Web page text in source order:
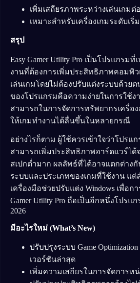
เพิ่มเสถียรภาพระหว่างเล่นเกมต่
เหมาะสำหรับเครื่องเกมระดับเ
สรุป
Easy Gamer Utility Pro เป็นโปรแกรม
งานที่ต้องการเพิ่มประสิทธิภาพคอมพิว
เล่นเกมโดยไม่ต้องปรับแต่งระบบด้วย
ของโปรแกรมคือความง่ายในการใช้ง
สามารถในการจัดการทรัพยากรเครื่อง
ให้เกมทำงานได้ลื่นขึ้นในหลายกรณี
อย่างไรก็ตาม ผู้ใช้ควรเข้าใจว่าโปรแ
สามารถเพิ่มประสิทธิภาพฮาร์ดแวร์ได้
สเปกต่ำมาก ผลลัพธ์ที่ได้อาจแตกต่าง
ระบบและประเภทของเกมที่ใช้งาน แต่
เครื่องมือช่วยปรับแต่ง Windows เพื่อกา
Gamer Utility Pro ถือเป็นอีกหนึ่งโปรแ
2026
มีอะไรใหม่ (What’s New)
ปรับปรุงระบบ Game
เวอร์ชันล่าสุด
เพิ่มความเสถียรในการจัดการห